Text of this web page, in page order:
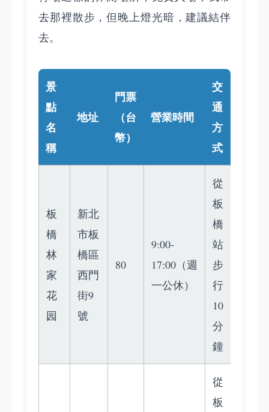
去那裡散步，但晚上燈光暗，建議結伴
去。
景
點
名
稱
地址
門票
（台
幣）
營業時間
交
通
方
式
板
橋
林
家
花
园
新北
市板
橋區
西門
街9
號
80
9:00-
17:00（週
一公休）
從
板
橋
站
步
行
10
分
鐘
從
板